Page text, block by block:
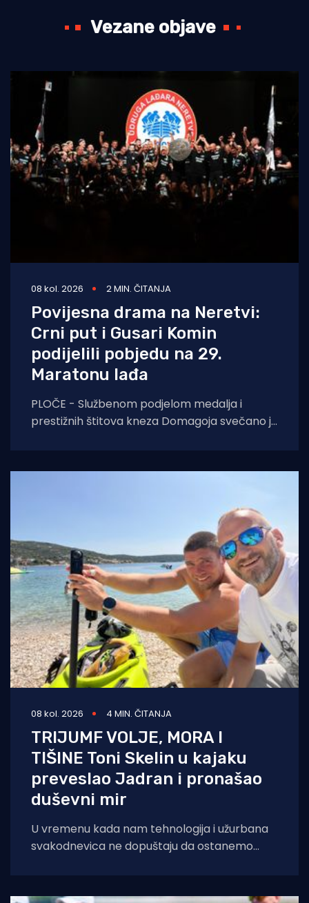
Vezane objave
08 kol. 2026 2 MIN. ČITANJA
Povijesna drama na Neretvi:
Crni put i Gusari Komin
podijelili pobjedu na 29.
Maratonu lađa
PLOČE - Službenom podjelom medalja i
prestižnih štitova kneza Domagoja svečano je
08 kol. 2026 4 MIN. ČITANJA
TRIJUMF VOLJE, MORA I
TIŠINE Toni Skelin u kajaku
preveslao Jadran i pronašao
duševni mir
U vremenu kada nam tehnologija i užurbana
svakodnevica ne dopuštaju da ostanemo